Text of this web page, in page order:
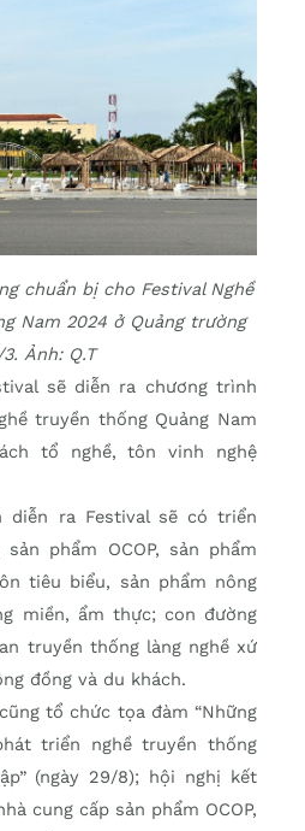
chuẩn bị cho Festival Nghề
Nam 2024 ở Quảng trường
Ảnh: Q.T
sẽ diễn ra chương trình
truyền thống Quảng Nam
tổ nghề, tôn vinh nghệ
diễn ra Festival sẽ có triển
phẩm OCOP, sản phẩm
tiêu biểu, sản phẩm nông
miền, ẩm thực; con đường
truyền thống làng nghề xứ
đồng và du khách.
tổ chức tọa đàm “Những
triển nghề truyền thống
(ngày 29/8); hội nghị kết
cung cấp sản phẩm OCOP,